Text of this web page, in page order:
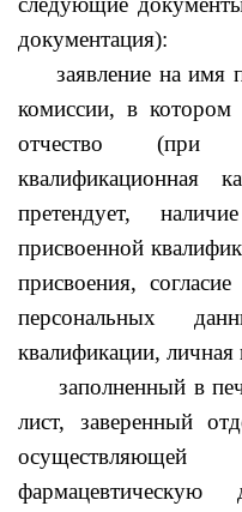
документация):
заявление на имя
комиссии, в котором
отчество (при
квалификационная
претендует,
присвоенной
присвоения,
персональных
квалификации, личная
заполненный в
лист, заверенный
фармацевтическую